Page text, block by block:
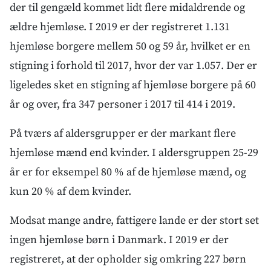
der til gengæld kommet lidt flere midaldrende og
ældre hjemløse. I 2019 er der registreret 1.131
hjemløse borgere mellem 50 og 59 år, hvilket er en
stigning i forhold til 2017, hvor der var 1.057. Der er
ligeledes sket en stigning af hjemløse borgere på 60
år og over, fra 347 personer i 2017 til 414 i 2019.
På tværs af aldersgrupper er der markant flere
hjemløse mænd end kvinder. I aldersgruppen 25-29
år er for eksempel 80 % af de hjemløse mænd, og
kun 20 % af dem kvinder.
Modsat mange andre, fattigere lande er der stort set
ingen hjemløse børn i Danmark. I 2019 er der
registreret, at der opholder sig omkring 227 børn